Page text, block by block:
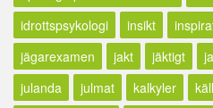
idrottspsykologi
insikt
jägarexamen
jakt jäktigt
julanda
julmat kalkyler